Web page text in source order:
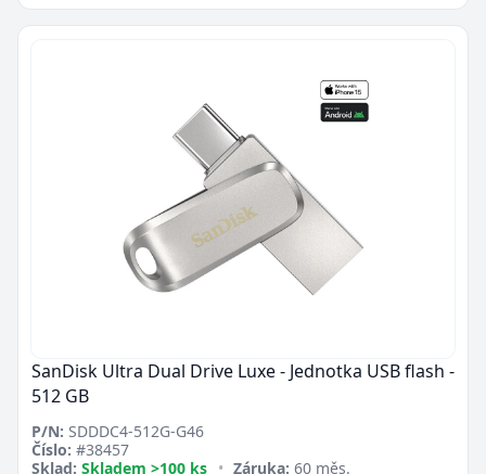
SanDisk Ultra Dual Drive Luxe - Jednotka USB flash -
512 GB
P/N: SDDDC4-512G-G46
Číslo: #38457
Sklad: Skladem >100 ks • Záruka: 60 měs.